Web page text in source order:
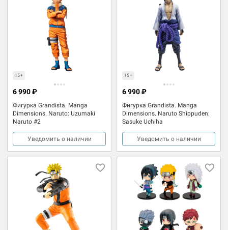
15+
Фигурка Grandista. Manga
Dimensions. Naruto: Uzumaki
Naruto #2
6 990 ₽
Уведомить о наличии
15+
Фигурка Grandista. Manga
Dimensions. Naruto Shippuden:
Sasuke Uchiha
6 990 ₽
Уведомить о наличии